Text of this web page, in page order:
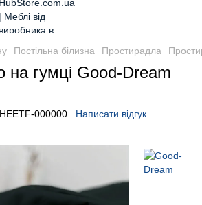
Постільна білизна Простирадла
на гумці Good-Dream
000000 Написати відгук